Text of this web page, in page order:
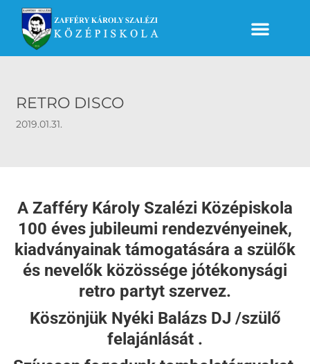
RETRO DISCO
2019.01.31.
A Zafféry Károly Szalézi Középiskola
100 éves jubileumi rendezvényeinek,
kiadványainak támogatására a szülők
és nevelők közössége jótékonysági
retro partyt szervez.
Köszönjük Nyéki Balázs DJ /szülő
felajánlását .